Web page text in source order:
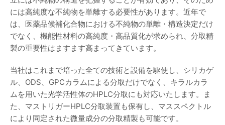
には高純度な不純物を単離する必要性があります。近年で
は、医薬品候補化合物における不純物の単離・構造決定だけ
でなく、機能性材料の高純度・高品質化が求められ、分取精
製の重要性はますます高まってきています。
当社はこれまで培った全ての技術と設備を駆使し、シリカゲ
ル、ODS、GPCカラムによる分取だけでなく、キラルカラ
ムを用いた光学活性体のHPLC分取にも対応いたします。ま
た、マストリガーHPLC分取装置も保有し、マススペクトル
により同定された微量成分の分取精製も可能です。